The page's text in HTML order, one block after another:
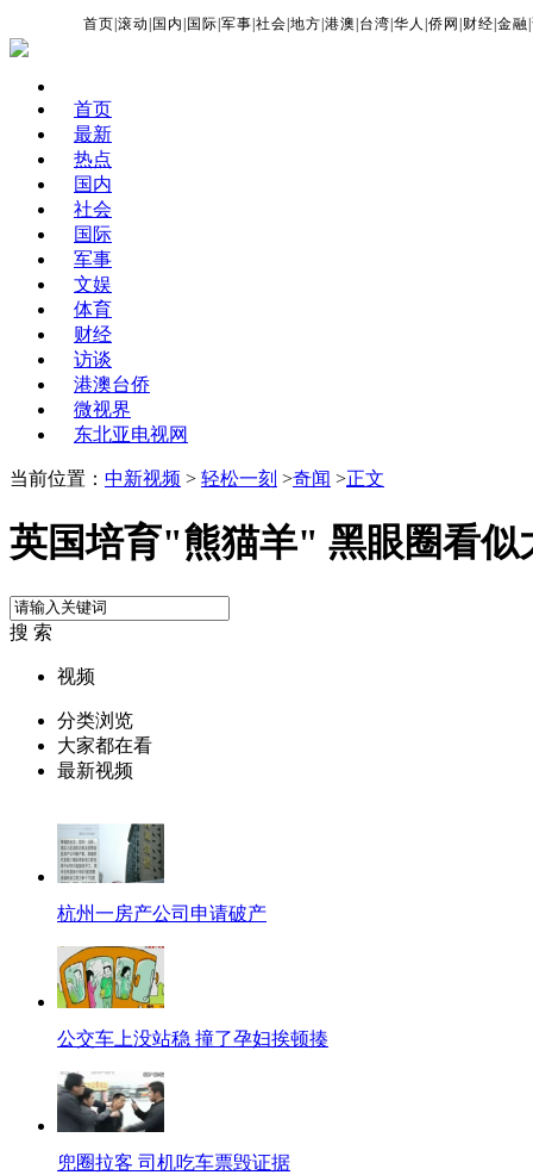
首页 |滚动 国内 国际 |军事 |社会 |地方 |港澳 台湾 |华人 |侨网 财经 |金融 |
首页
最新
热点
国内
社会
国际
军事
文娱
体育
财经
访谈
港澳台侨
微视界
东北亚电视网
当前位置： 中新视频 > 轻松一刻 >奇闻 >正文
英国培育"熊猫羊" 黑眼圈看似
搜 索
视频
分类浏览
大家都在看
最新视频
杭州一房产公司申请破产
公交车上没站稳 撞了孕妇挨顿揍
兜圈拉客 司机吃车票毁证据